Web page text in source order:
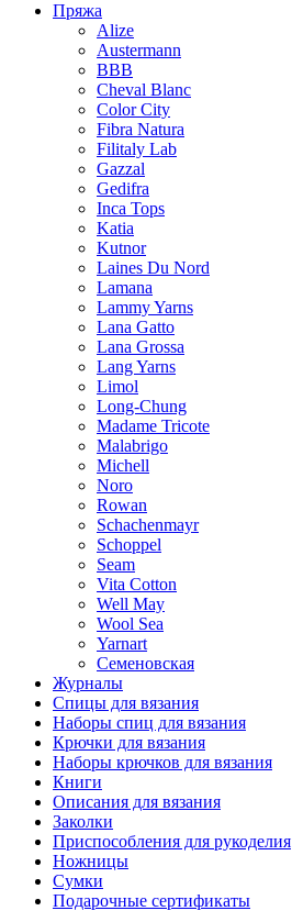
Пряжа
Alize
Austermann
BBB
Cheval Blanc
Color City
Fibra Natura
Filitaly Lab
Gazzal
Gedifra
Inca Tops
Katia
Kutnor
Laines Du Nord
Lamana
Lammy Yarns
Lana Gatto
Lana Grossa
Lang Yarns
Limol
Long-Chung
Madame Tricote
Malabrigo
Michell
Noro
Rowan
Schachenmayr
Schoppel
Seam
Vita Cotton
Well May
Wool Sea
Yarnart
Семеновская
Журналы
Спицы для вязания
Наборы спиц для вязания
Крючки для вязания
Наборы крючков для вязания
Книги
Описания для вязания
Заколки
Приспособления для рукоделия
Ножницы
Сумки
Подарочные сертификаты